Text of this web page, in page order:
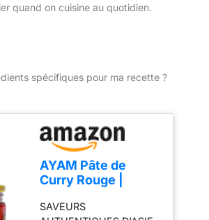
quand on cuisine au quotidien.
spécifiques pour ma recette ?
AYAM Pâte de
Curry Rouge |
Naturels | Saveurs
SAVEURS